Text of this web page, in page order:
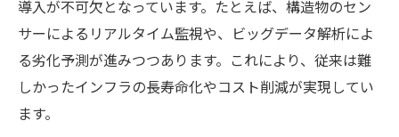
導入が不可欠となっています。たとえば、構造物のセン
サーによるリアルタイム監視や、ビッグデータ解析によ
る劣化予測が進みつつあります。これにより、従来は難
しかったインフラの長寿命化やコスト削減が実現してい
ます。